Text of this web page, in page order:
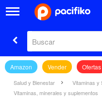
Amazon Vender Ofertas
Salud y Bienestar
Vitaminas y
Vitaminas, minerales y suplementos